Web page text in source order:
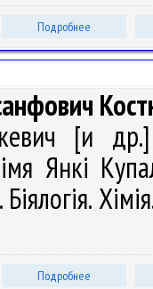
Подробнее
[и др.]
імя Янкі
Подробнее